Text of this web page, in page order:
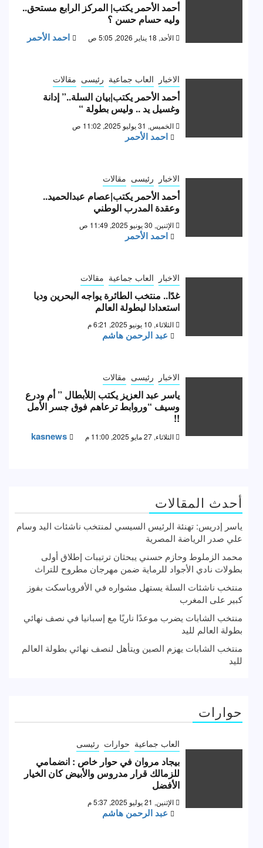
أحمد الأحمر يكتب| المركز الرابع مستحق..
وليه حسام حسن ؟
الأحد, 18 يناير 2026, 5:05 ص احمد الأحمر
الاخبار العاب جماعية رئيسى مقالات
أحمد الأحمر يكتب|بيان السلة..” إدانة
وغسيل يد .. وليس بطولة “
الخميس, 31 يوليو 2025, 11:02 ص
احمد الأحمر
الاخبار رئيسى مقالات
أحمد الأحمر يكتب|عصام عبدالحميد..
وعقدة المدرب الوطني
الإثنين, 30 يونيو 2025, 11:49 ص
احمد الأحمر
الاخبار العاب جماعية مقالات
غدًا.. منتخب الطائرة يواجه البحرين وديا
استعدادا لبطولة العالم
الثلاثاء, 10 يونيو 2025, 6:21 م
عبد الرحمن هاشم
الاخبار رئيسى مقالات
ياسر عبد العزيز يكتب |للأبطال ” أم ودرع
وسيف “وروابط ترعاهم فوق جسر الأمل
!!
الثلاثاء, 27 مايو 2025, 11:00 م kasnews
أحدث المقالات
ياسر إدريس: تهنئة الرئيس السيسي لمنتخب ناشئات اليد وسام
علي صدر الرياضة المصرية
محمد الزملوط وحازم حسني يبحثان ترتيبات إطلاق أولى
بطولات نادي الأجواد للرماية ضمن مهرجان مطروح للتراث
منتخب ناشئات السلة يستهل مشواره في الأفروباسكت بفوز
كبير على المغرب
منتخب الشابات يضرب موعدًا ناريًا مع إسبانيا في نصف نهائي
بطولة العالم لليد
منتخب الشابات يهزم الصين ويتأهل لنصف نهائي بطولة العالم
لليد
حوارات
العاب جماعية حوارات رئيسى
بيجاد مروان في حوار خاص : انضمامي
للزمالك قرار مدروس والأبيض كان الخيار
الأفضل
الإثنين, 21 يوليو 2025, 5:37 م
عبد الرحمن هاشم